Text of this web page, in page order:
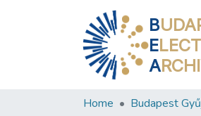
B
E
A
Home Budapest